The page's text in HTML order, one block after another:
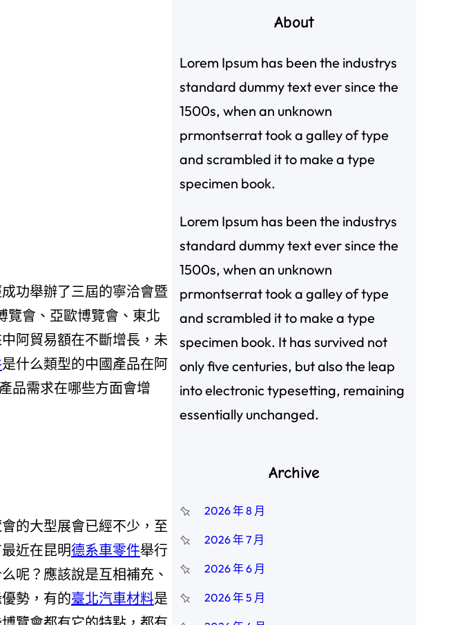
功舉辦了三屆的寧洽會暨
覽會、亞歐博覽會、東北
阿貿易額在不斷增長，未
是什么類型的中國產品在阿
品需求在哪些方面會增
的大型展會已經不少，至
近在昆明德系車零件舉行
呢？應該說是互相補充、
勢，有的臺北汽車材料是
About
Lorem Ipsum has been the industrys
standard dummy text ever since the
1500s, when an unknown
prmontserrat took a galley of type
and scrambled it to make a type
specimen book.
Lorem Ipsum has been the industrys
standard dummy text ever since the
1500s, when an unknown
prmontserrat took a galley of type
and scrambled it to make a type
specimen book. It has survived not
only five centuries, but also the leap
into electronic typesetting, remaining
essentially unchanged.
Archive
2026 年 8 月
2026 年 7 月
2026 年 6 月
2026 年 5 月